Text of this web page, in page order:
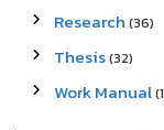
Research (36)
Thesis(32)
Work Manual